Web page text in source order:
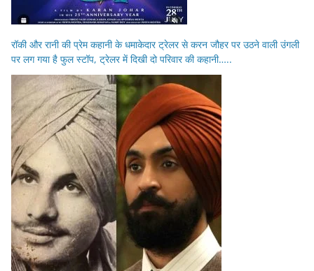
रॉकी और रानी की प्रेम कहानी के धमाकेदार ट्रेलर से करन जौहर पर उठने वाली उंगली
पर लग गया है फुल स्टॉप, ट्रेलर में दिखी दो परिवार की कहानी…..